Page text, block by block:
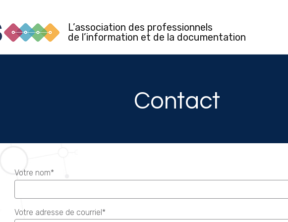
L’association des professionnels
de l’information et de la documentation
Contact
Votre nom*
Votre adresse de courriel*